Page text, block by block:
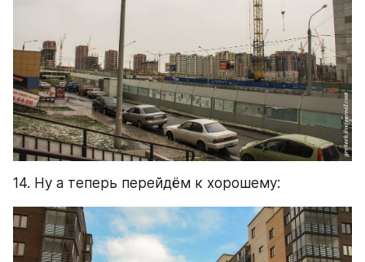
14. Ну а теперь перейдём к хорошему: